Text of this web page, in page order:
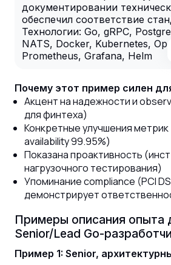
документировании
обеспечил соответствие
Технологии: Go, gRPC,
NATS, Docker, Kubernetes,
Prometheus, Grafana, Helm
Почему этот пример силен
Акцент на надежности и
для финтеха)
Конкретные улучшения
availability 99.95%)
Показана проактивность
нагрузочного тестирования)
Упоминание compliance (PCI
демонстрирует
Примеры описания опыта
Senior/Lead Go-
Пример 1: Senior,